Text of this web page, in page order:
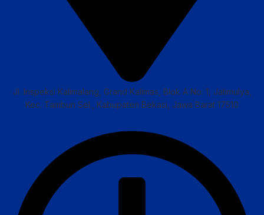
Jl. Inspeksi Kalimalang, Grand Kalimas, Blok A No. 1, Jatimulya,
Kec. Tambun Sel., Kabupaten Bekasi, Jawa Barat 17510